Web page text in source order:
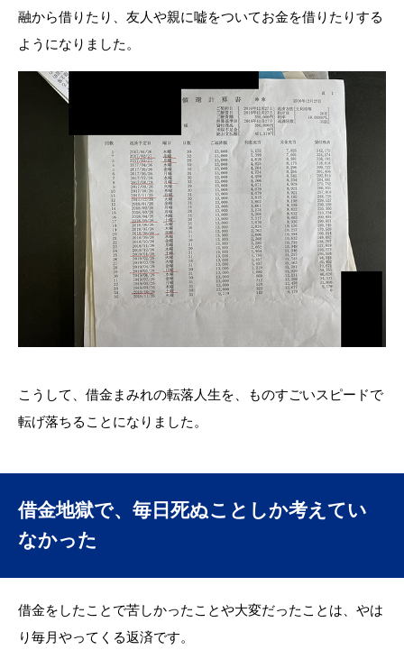
融から借りたり、友人や親に嘘をついてお金を借りたりする
ようになりました。
こうして、借金まみれの転落人生を、ものすごいスピードで
転げ落ちることになりました。
借金地獄で、毎日死ぬことしか考えてい
なかった
借金をしたことで苦しかったことや大変だったことは、やは
り毎月やってくる返済です。